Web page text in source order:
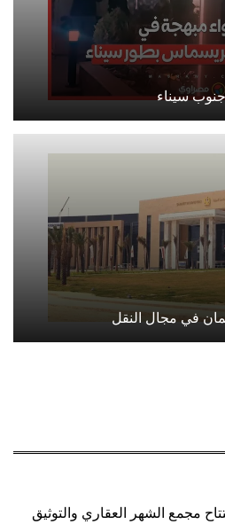
سيناء
في مجال النقل
مجمع الشهر العقاري والتوثيق